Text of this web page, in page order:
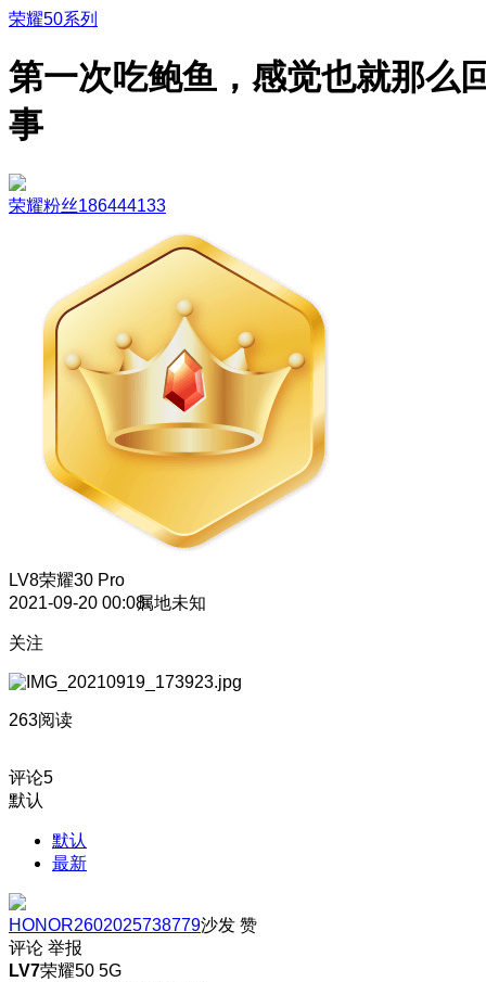
荣耀50系列
第一次吃鲍鱼，感觉也就那么
事
荣耀粉丝186444133
LV8荣耀30 Pro
2021-09-20 00:08属地未知
关注
263阅读
评论5
默认
默认
最新
HONOR2602025738779沙发 赞
评论 举报
LV7荣耀50 5G